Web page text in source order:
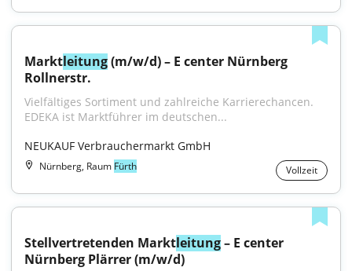
Marktleitung (m/w/d) – E center Nürnberg
Rollnerstr.
Vielfältiges Sortiment und zahlreiche Karrierechancen.
EDEKA ist Marktführer im deutschen...
NEUKAUF Verbrauchermarkt GmbH
Nürnberg, Raum Fürth Vollzeit
Stellvertretenden Marktleitung – E center
Nürnberg Plärrer (m/w/d)